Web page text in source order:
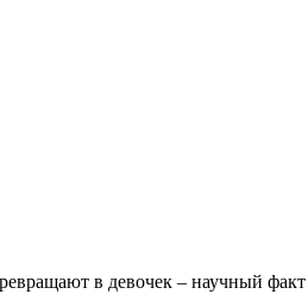
в девочек – научный факт